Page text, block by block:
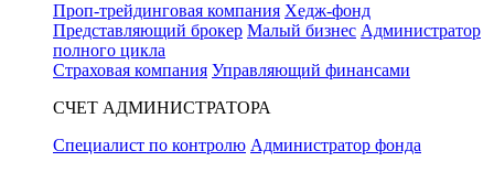
Проп-трейдинговая компания Хедж-фонд
Представляющий брокер Малый бизнес Администратор
полного цикла
Страховая компания Управляющий финансами
СЧЕТ АДМИНИСТРАТОРА
Специалист по контролю Администратор фонда